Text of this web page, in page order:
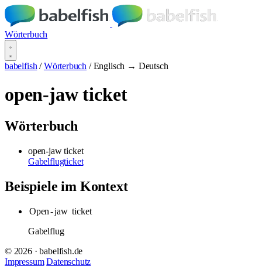
Wörterbuch
babelfish / Wörterbuch / Englisch → Deutsch
open-jaw ticket
Wörterbuch
open-jaw ticket
Gabelflugticket
Beispiele im Kontext
Open-jaw ticket
Gabelflug
© 2026 · babelfish.de
Impressum Datenschutz